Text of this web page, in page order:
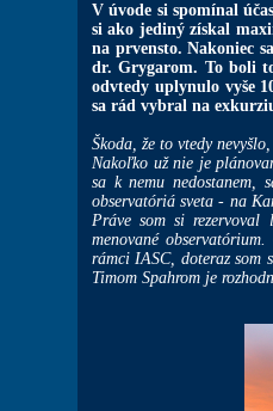
V úvode si spomínal
si ako jediný získal
na prvensto. Nakoniec
dr. Grygarom. To boli
odvtedy uplynulo vyše
sa rád vybral na
Škoda, že to vtedy
Nakoľko už nie je
sa k nemu nedostanem,
observatóriá sveta - na
Práve som si
menované
rámci IASC, doteraz som
Timom Spahrom je